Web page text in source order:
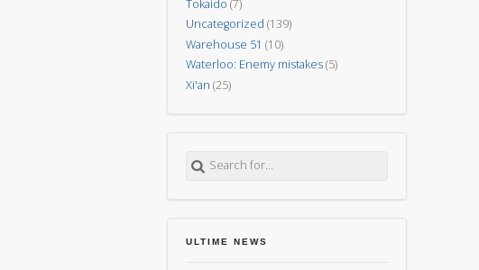
Tokaido (7)
Uncategorized (139)
Warehouse 51 (10)
Waterloo: Enemy mistakes(5)
Xi'an (25)
ULTIME NEWS